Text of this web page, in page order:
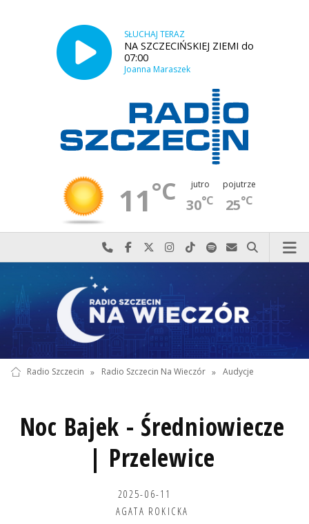
SŁUCHAJ TERAZ
NA SZCZECIŃSKIEJ ZIEMI do
07:00
Joanna Maraszek
11°C jutro
30°C
pojutrze
25°C
Najlepiej po prostu do nas zadzwoń
Odwiedź nas na Facebook-u
Odwiedź nas na X
Odwiedź nas na Instagram-ie
Odwiedź nas na TikTok-u
Szukaj nas na Spotify
Wyślij do nas
Szukaj
Radio Szczecin » Radio Szczecin Na Wieczór » Audycje
Noc Bajek - Średniowiecze
| Przelewice
2025-06-11
AGATA ROKICKA